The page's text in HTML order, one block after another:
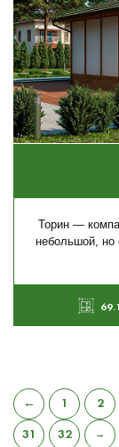
Торин —
небольшой, но
← 1 2
31 32 →